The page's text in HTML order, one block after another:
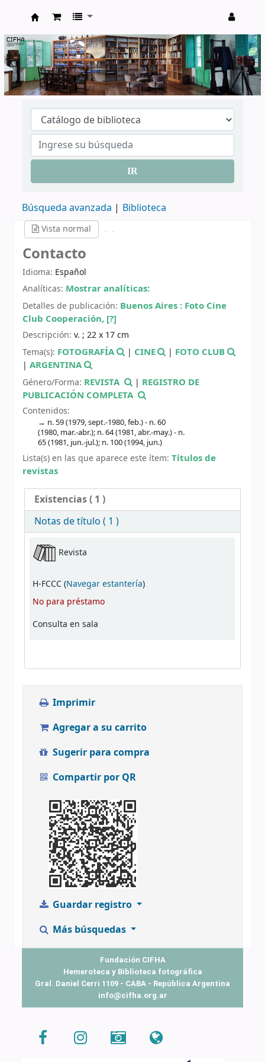
CIFHA
IR
Búsqueda avanzada Biblioteca
Vista normal
Contacto
Idioma: Español
Analíticas: Mostrar analíticas:
Detalles de publicación: Buenos Aires : Foto Cine
Club Cooperación, [?]
Descripción: v. ; 22 x 17 cm
Tema(s): FOTOGRAFÍA | CINE | FOTO CLUB
| ARGENTINA
Género/Forma: REVISTA | REGISTRO DE
PUBLICACIÓN COMPLETA
Contenidos:
n. 59 (1979, sept.-1980, feb.) - n. 60
(1980, mar.-abr.); n. 64 (1981, abr.-may.) - n.
65 (1981, jun.-jul.); n. 100 (1994, jun.)
Lista(s) en las que aparece este ítem: Títulos de
revistas
Existencias( 1 )
Notas de título ( 1 )
Existencias
Revista
H-FCCC (Navegar estantería(Abre debajo)
)
No para préstamo
Consulta en sala
Imprimir
Agregar a su carrito
Sugerir para compra
Compartir por QR
Guardar registro
Más búsquedas
Fundación CIFHA
Hemeroteca y Biblioteca fotográfica
Gral. Daniel Cerri 1109 - CABA - República Argentina
info@cifha.org.ar